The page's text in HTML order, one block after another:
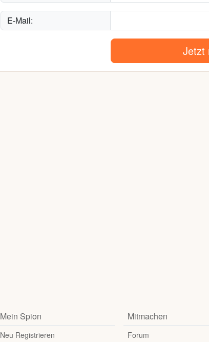
E-Mail:
Jetzt
Mein Spion
Neu Registrieren
Mitmachen
Forum